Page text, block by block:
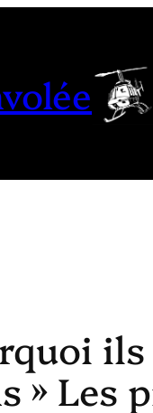
» Les